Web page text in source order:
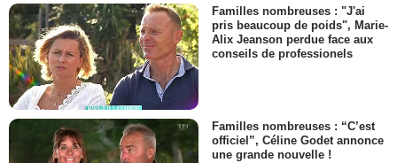
Familles nombreuses : "J'ai
pris beaucoup de poids", Marie-
Alix Jeanson perdue face aux
conseils de professionels
Familles nombreuses : “C’est
officiel”, Céline Godet annonce
une grande nouvelle !